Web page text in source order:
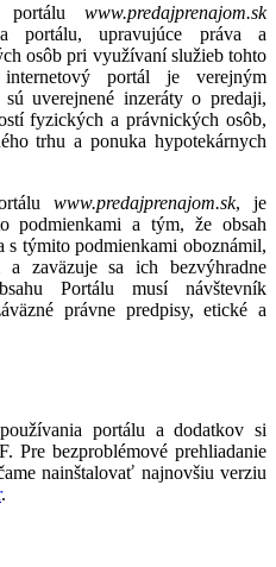
portálu www.predajprenajom.sk
portálu, upravujúce práva a
osôb pri využívaní služieb tohto
portál je verejným
uverejnené inzeráty o predaji,
fyzických a právnických osôb,
trhu a ponuka hypotekárnych
www.predajprenajom.sk, je
podmienkami a tým, že obsah
s týmito podmienkami oboznámil,
zaväzuje sa ich bezvýhradne
Portálu musí návštevník
právne predpisy, etické a
portálu a dodatkov si
Pre bezproblémové prehliadanie
nainštalovať najnovšiu verziu
.